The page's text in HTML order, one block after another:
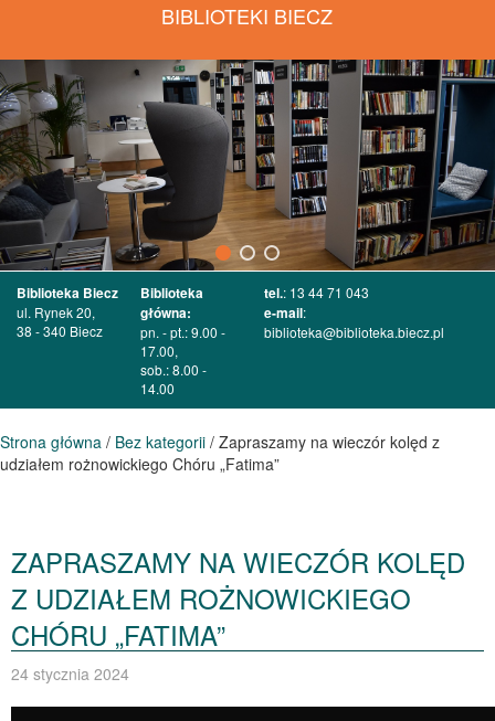
BIBLIOTEKI BIECZ
Biblioteka Biecz
ul. Rynek 20,
38 - 340 Biecz
Biblioteka
główna:
pn. - pt.: 9.00 -
17.00,
sob.: 8.00 -
14.00
tel.: 13 44 71 043
e-mail:
biblioteka@biblioteka.biecz.pl
Strona główna / Bez kategorii / Zapraszamy na wieczór kolęd z
udziałem rożnowickiego Chóru „Fatima”
ZAPRASZAMY NA WIECZÓR KOLĘD
Z UDZIAŁEM ROŻNOWICKIEGO
CHÓRU „FATIMA”
24 stycznia 2024